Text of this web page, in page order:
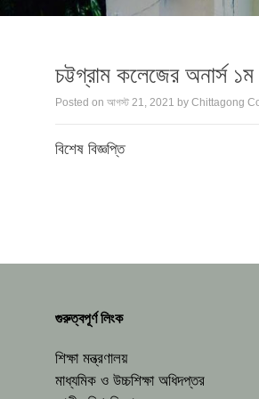
চট্টগ্রাম কলেজের অনার্স
Posted on আগস্ট 21, 2021 by Chittagong
বিশেষ বিজ্ঞপ্তি
গুরুত্বপূর্ণ লিংক
শিক্ষা মন্ত্রণালয়
মাধ্যমিক ও উচ্চশিক্ষা অধিদপ্তর